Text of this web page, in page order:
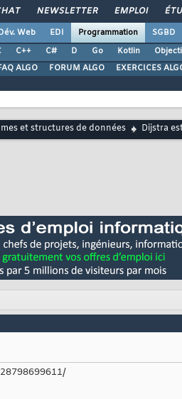
NEWSLETTER EMPLOI
Web EDI Programmation SGBD
C++ C# D Go Kotlin
ALGO FORUM ALGO EXERCICES
et structures de données Dijstra